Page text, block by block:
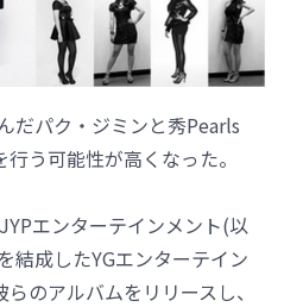
だパク・ジミンと秀Pearls
う可能性が高くなった。
エンターテインメント(以
結成したYGエンターテイン
のアルバムをリリースし、